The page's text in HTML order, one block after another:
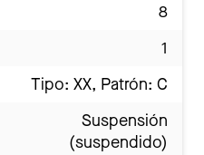
8
1
Tipo: XX, Patrón: C
Suspensión
(suspendido)